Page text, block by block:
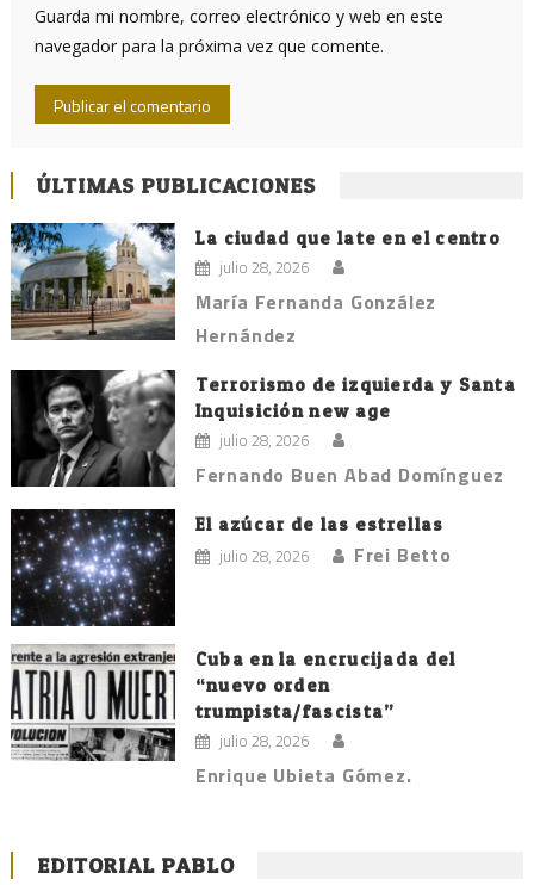
Guarda mi nombre, correo electrónico y web en este
navegador para la próxima vez que comente.
ÚLTIMAS PUBLICACIONES
La ciudad que late en el centro
julio 28, 2026
María Fernanda González
Hernández
Terrorismo de izquierda y Santa
Inquisición new age
julio 28, 2026
Fernando Buen Abad Domínguez
El azúcar de las estrellas
julio 28, 2026 Frei Betto
Cuba en la encrucijada del
“nuevo orden
trumpista/fascista”
julio 28, 2026
Enrique Ubieta Gómez.
EDITORIAL PABLO